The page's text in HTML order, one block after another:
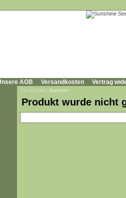
AGB Versandkosten Vertrag
Sie sind hier: Startseite
Produkt wurde nicht